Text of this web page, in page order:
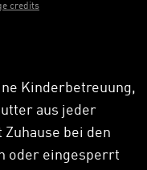
credits
Kinderbetreuung,
aus jeder
bei den
oder eingesperrt